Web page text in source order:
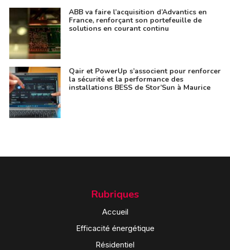
ABB va faire l’acquisition d’Advantics en
France, renforçant son portefeuille de
solutions en courant continu
Qair et PowerUp s’associent pour renforcer
la sécurité et la performance des
installations BESS de Stor’Sun à Maurice
Rubriques
Accueil
Efficacité énergétique
Résidentiel